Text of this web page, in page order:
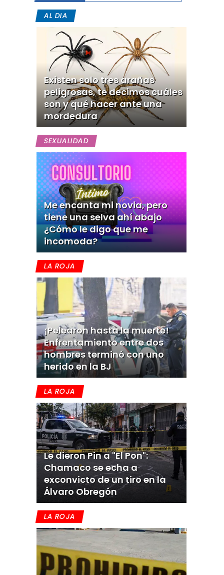
AL DIA
Existen solo tres arañas
peligrosas, te decimos cuáles
son y qué hacer ante una
mordedura
SEXUALIDAD
Me encanta mi novia, pero
tiene una selva ahí abajo
¿Cómo le digo que me
incomoda?
LA ROJA
¡Pelearon hasta la muerte!
Enfrentamiento entre dos
hombres terminó con uno
herido en la BJ
LA ROJA
Le dieron Pin a "El Pon":
Chamaco se echa a
exconvicto de un tiro en la
Álvaro Obregón
LA ROJA